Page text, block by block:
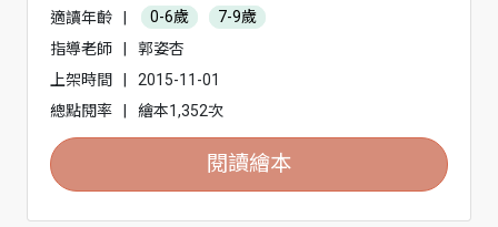
適讀年齡
0-6歲
7-9歲
指導老師
郭姿杏
上架時間
2015-11-01
總點閱率
繪本1,352次
閱讀繪本